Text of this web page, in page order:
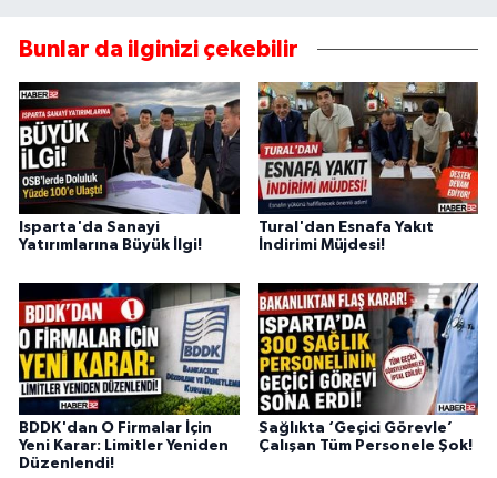
Bunlar da ilginizi çekebilir
Isparta'da Sanayi
Yatırımlarına Büyük İlgi!
Tural'dan Esnafa Yakıt
İndirimi Müjdesi!
BDDK'dan O Firmalar İçin
Yeni Karar: Limitler Yeniden
Düzenlendi!
Sağlıkta ‘Geçici Görevle’
Çalışan Tüm Personele Şok!